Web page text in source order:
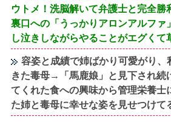
ウトメ！洗脳解いて弁護士と完全勝
裏口への「うっかりアロンアルフ
し泣きしながらやることがエグくて
容姿と成績で姉ばかり可愛がり、
きた毒母→「馬鹿娘」と見下され続
てくれた食への興味から管理栄養
た姉と毒母に幸せな姿を見せつけて